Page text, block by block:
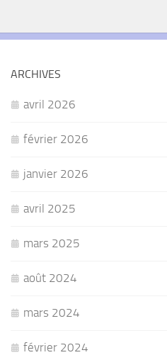
ARCHIVES
avril 2026
février 2026
janvier 2026
avril 2025
mars 2025
août 2024
mars 2024
février 2024